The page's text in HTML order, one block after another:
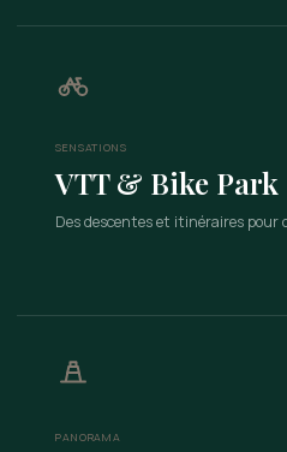
SENSATIONS
VTT & Bike Park
Des descentes et itinéraires
PANORAMA